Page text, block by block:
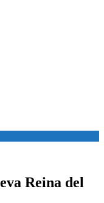
Reina del